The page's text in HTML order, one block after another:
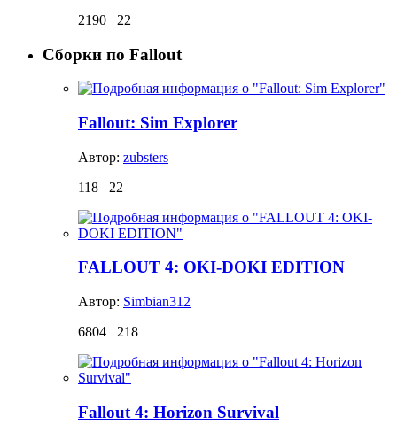
2190
22
Сборки по Fallout
Fallout: Sim Explorer
Автор: zubsters
118
22
FALLOUT 4: OKI-DOKI EDITION
Автор: Simbian312
6804
218
Fallout 4: Horizon Survival